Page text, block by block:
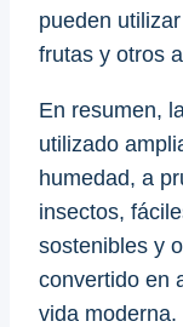
pueden
frutas y otros
En resumen,
utilizado
humedad, a
insectos,
sostenibles y
convertido en
vida moderna.